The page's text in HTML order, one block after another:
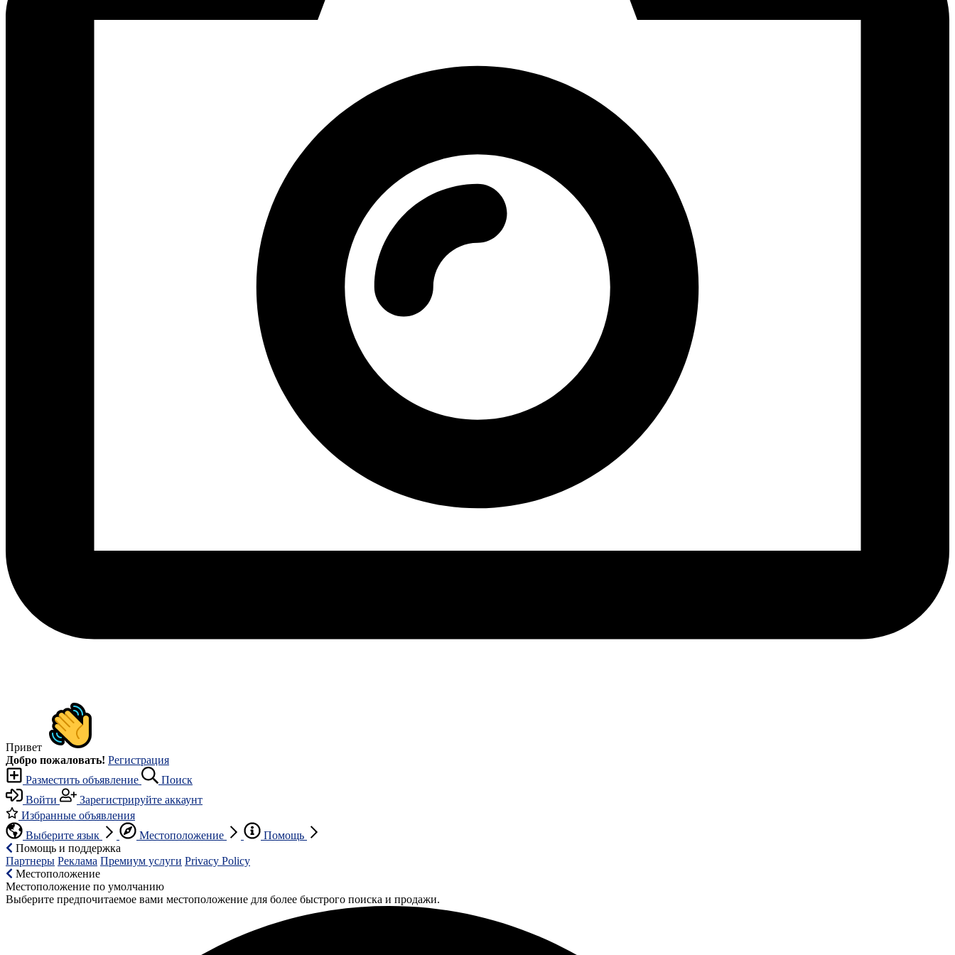
Привет
Добро пожаловать! Регистрация
Разместить объявление
Поиск
Войти
Зарегистрируйте аккаунт
Избранные объявления
Выберите язык
Местоположение
Помощь
Помощь и поддержка
Партнеры Реклама Премиум услуги Privacy Policy
Местоположение
Местоположение по умолчанию
Выберите предпочитаемое вами местоположение для более быстрого поиска и продажи.